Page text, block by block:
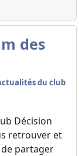
des
du club
Décision
retrouver et
partager